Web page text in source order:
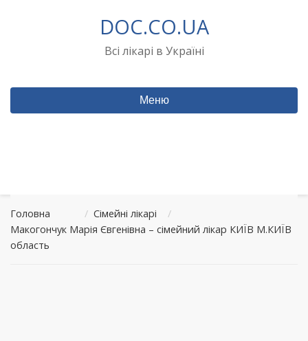
DOC.CO.UA
Всі лікарі в Україні
Меню
Головна / Сімейні лікарі
/
Макогончук Марія Євгенівна – сімейний лікар КИЇВ М.КИЇВ
область